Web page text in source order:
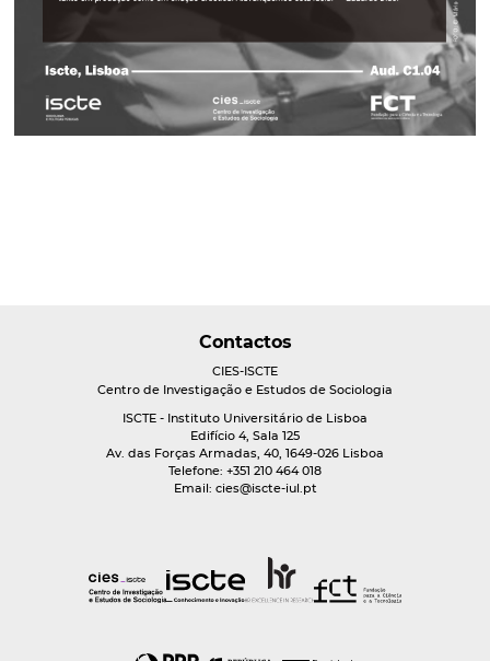
Contactos
CIES-ISCTE
Centro de Investigação e Estudos de Sociologia
ISCTE - Instituto Universitário de Lisboa
Edifício 4, Sala 125
Av. das Forças Armadas, 40, 1649-026 Lisboa
Telefone: +351 210 464 018
Email: cies@iscte-iul.pt